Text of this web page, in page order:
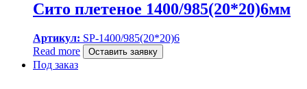
Сито плетеное 1400/985(20*20)6мм
Артикул: SP-1400/985(20*20)6
Read more
Оставить заявку
Под заказ